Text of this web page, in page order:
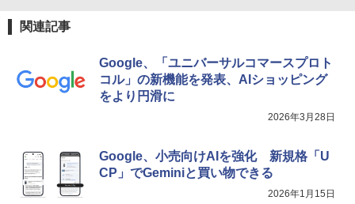
関連記事
Google、「ユニバーサルコマースプロト
コル」の新機能を発表、AIショッピング
をより円滑に
2026年3月28日
Google、小売向けAIを強化 新規格「U
CP」でGeminiと買い物できる
2026年1月15日